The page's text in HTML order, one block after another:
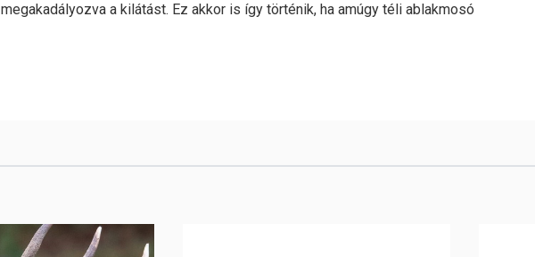
megakadályozva a kilátást. Ez akkor is így történik, ha amúgy téli ablakmosó